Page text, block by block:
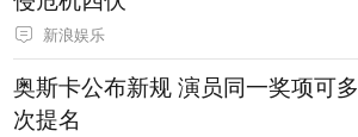
新浪娱乐
奥斯卡公布新规 演员同一奖项可多
次提名